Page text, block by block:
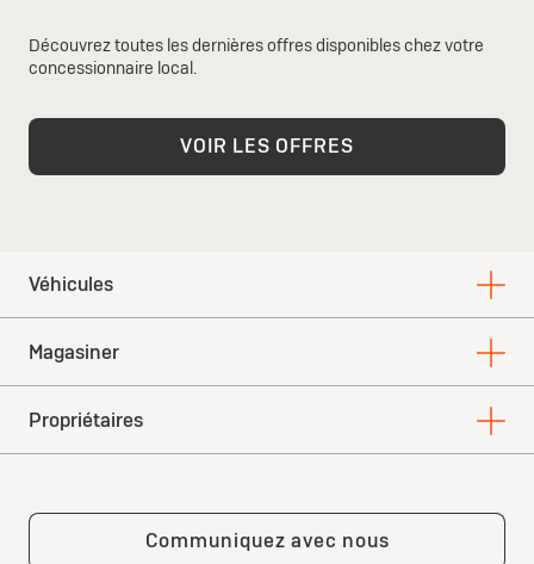
Découvrez toutes les dernières offres disponibles chez votre
concessionnaire local.
VOIR LES OFFRES